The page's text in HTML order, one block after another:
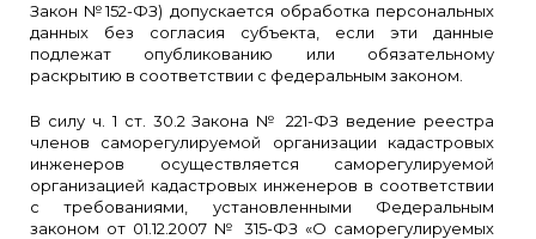
Закон №152-ФЗ) допускается обработка персональных
данных без согласия субъекта, если эти данные
подлежат опубликованию или обязательному
раскрытию в соответствии с федеральным законом.
В силу ч. 1 ст. 30.2 Закона № 221-ФЗ ведение реестра
членов саморегулируемой организации кадастровых
инженеров осуществляется саморегулируемой
организацией кадастровых инженеров в соответствии
с требованиями, установленными Федеральным
законом от 01.12.2007 № 315-ФЗ «О саморегулируемых